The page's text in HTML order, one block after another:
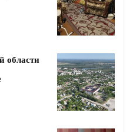
области